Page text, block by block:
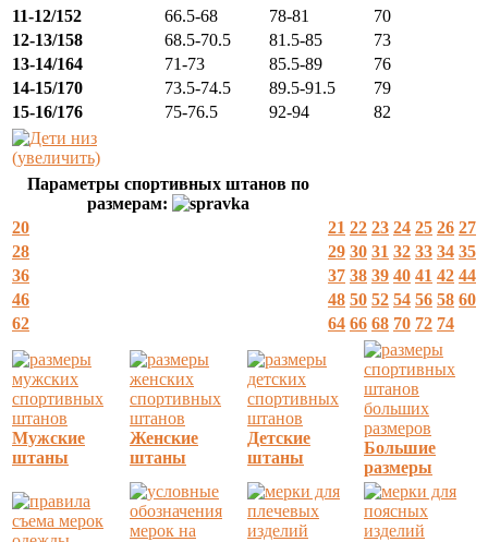
11-12/152
66.5-68 78-81
70
12-13/158
68.5-70.5 81.5-85
73
13-14/164
71-73 85.5-89
76
14-15/170
73.5-74.5 89.5-91.5
79
15-16/176
75-76.5 92-94 82
(увеличить)
Параметры спортивных штанов по
размерам:
20
21 22 23 24 25 26 27
28
29 30 31 32 33 34 35
36
37 38 39 40 41 42 44
46
48 50 52 54 56 58 60
62
64 66 68 70 72 74
Мужские
штаны
Женские
штаны
Детские
штаны
Большие
размеры